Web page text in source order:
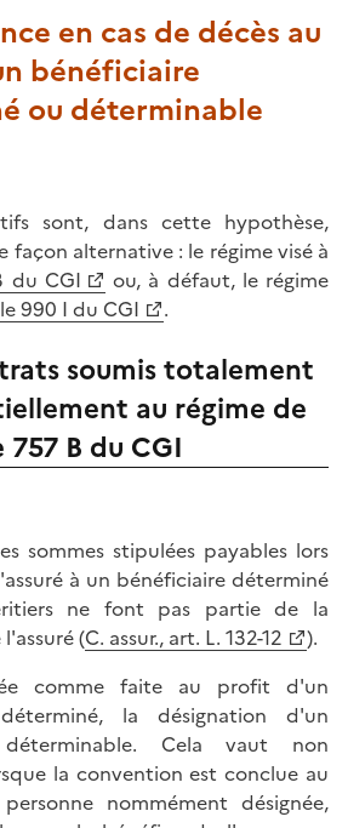
en cas de décès au
bénéficiaire
ou déterminable
sont, dans cette hypothèse,
façon alternative : le régime visé à
du CGI
ou, à défaut, le régime
990 I du CGI .
soumis totalement
au régime de
B du CGI
sommes stipulées payables lors
à un bénéficiaire déterminé
ne font pas partie de la
(C. assur., art. L. 132-12
).
comme faite au profit d'un
la désignation d'un
déterminable. Cela vaut non
la convention est conclue au
nommément désignée,